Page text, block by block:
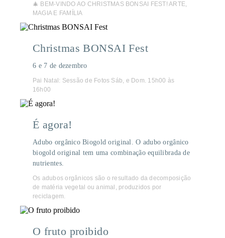
🎄 BEM-VINDO AO CHRISTMAS BONSAI FEST! ARTE,
MAGIA E FAMÍLIA
Christmas BONSAI Fest
6 e 7 de dezembro
Pai Natal: Sessão de Fotos Sáb, e Dom. 15h00 às
16h00
É agora!
Adubo orgânico Biogold original. O adubo orgânico
biogold original tem uma combinação equilibrada de
nutrientes.
Os adubos orgânicos são o resultado da decomposição
de matéria vegetal ou animal, produzidos por
reciclagem.
O fruto proibido